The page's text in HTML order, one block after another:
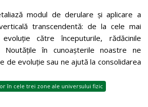
modul de derulare și aplicare a
transcendentă: de la cele mai
către începuturile, rădăcinile
Noutățile în cunoașterile noastre ne
de evoluție sau ne ajută la consolidarea
în cele trei zone ale universului fizic